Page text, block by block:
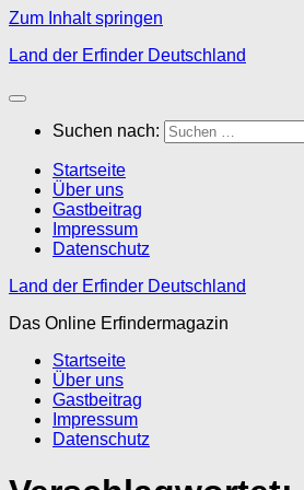
Zum Inhalt springen
Land der Erfinder Deutschland
Suchen nach:
Startseite
Über uns
Gastbeitrag
Impressum
Datenschutz
Land der Erfinder Deutschland
Das Online Erfindermagazin
Startseite
Über uns
Gastbeitrag
Impressum
Datenschutz